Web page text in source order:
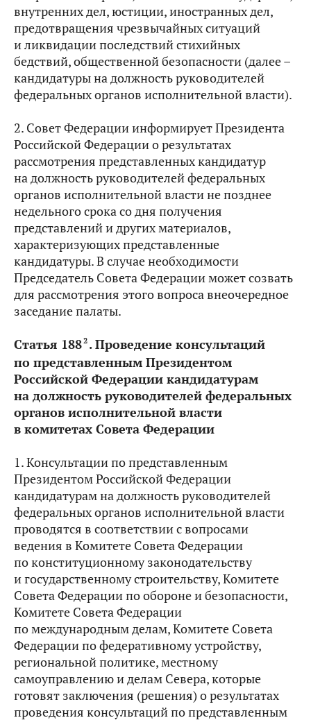
внутренних дел, юстиции, иностранных дел,
предотвращения чрезвычайных ситуаций
и ликвидации последствий стихийных
бедствий, общественной безопасности (далее –
кандидатуры на должность руководителей
федеральных органов исполнительной власти).
2. Совет Федерации информирует Президента
Российской Федерации о результатах
рассмотрения представленных кандидатур
на должность руководителей федеральных
органов исполнительной власти не позднее
недельного срока со дня получения
представлений и других материалов,
характеризующих представленные
кандидатуры. В случае необходимости
Председатель Совета Федерации может созвать
для рассмотрения этого вопроса внеочередное
заседание палаты.
Статья 1882 .Проведение консультаций
по представленным Президентом
Российской Федерации кандидатурам
на должность руководителей федеральных
органов исполнительной власти
в комитетах Совета Федерации
1. Консультации по представленным
Президентом Российской Федерации
кандидатурам на должность руководителей
федеральных органов исполнительной власти
проводятся в соответствии с вопросами
ведения в Комитете Совета Федерации
по конституционному законодательству
и государственному строительству, Комитете
Совета Федерации по обороне и безопасности,
Комитете Совета Федерации
по международным делам, Комитете Совета
Федерации по федеративному устройству,
региональной политике, местному
самоуправлению и делам Севера, которые
готовят заключения (решения) о результатах
проведения консультаций по представленным